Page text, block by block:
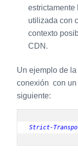
estrictamente
utilizada con
contexto
CDN.
Un ejemplo de
conexión con un
siguiente:
Strict-